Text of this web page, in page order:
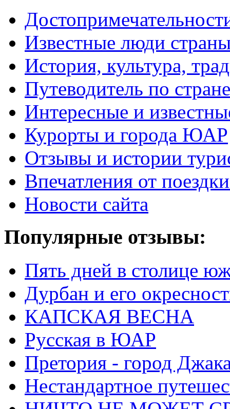
Известные люди
История, культура,
Путеводитель по стране
Интересные и
Курорты и города ЮАР
Отзывы и истории
Впечатления от
Новости сайта
Популярные отзывы:
Пять дней в столице
Дурбан и его
КАПСКАЯ ВЕСНА
Русская в ЮАР
Претория - город
Нестандартное